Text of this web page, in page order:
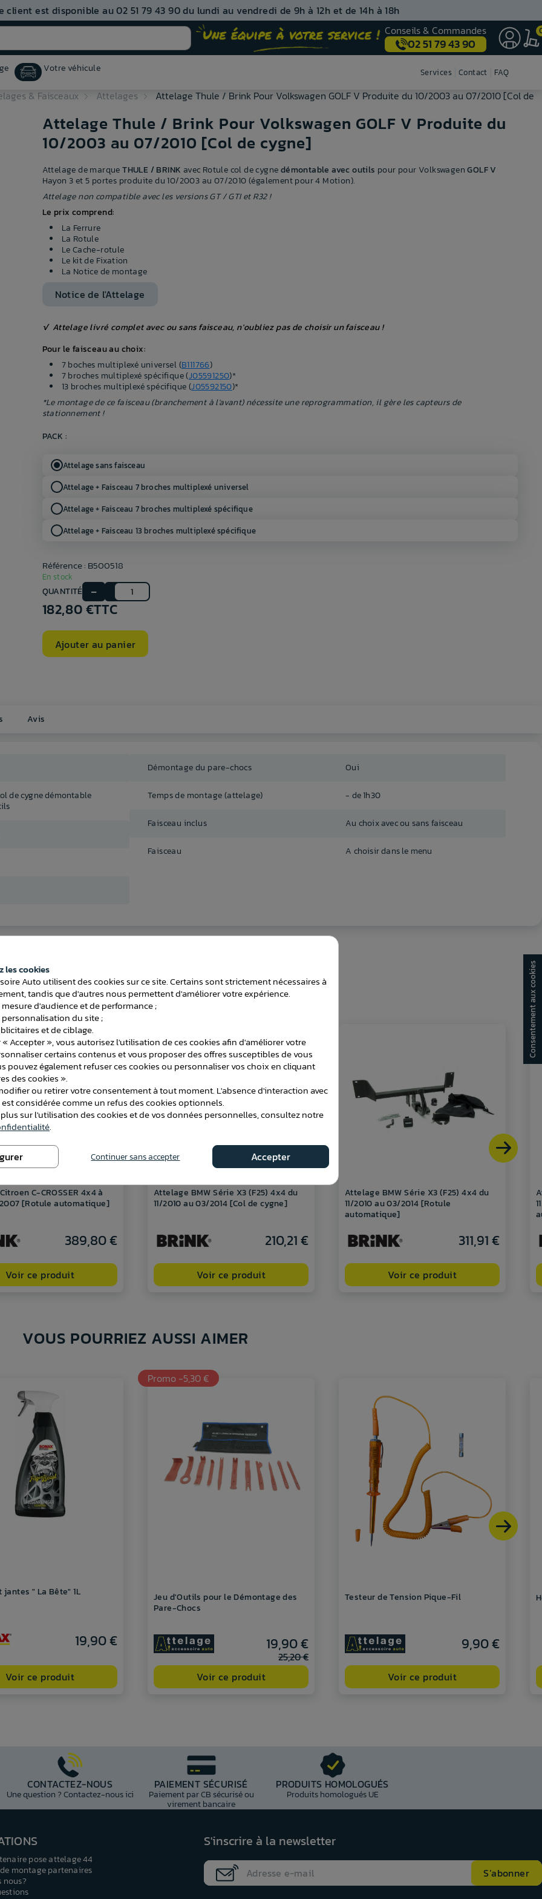
est disponible au 02 51 79 43 90 du lundi au vendredi de 9h à 12h et de 14h à 18h
Conseils & Commandes
02 51 79 43 90
Votre véhicule ServicesNos centres de
Contact FAQ
& Faisceaux Attelages
Attelage Thule / Brink Pour Volkswagen GOLF V Produite du 10/2003 au 07/2010 [Col de
Attelage Thule / Brink Pour Volkswagen GOLF V Produite du
10/2003 au 07/2010 [Col de cygne]
Attelage de marqueTHULE / BRINK avec Rotule col de cygnedémontable avec outils pour pour VolkswagenGOLF V
Hayon 3 et 5 portes produite du 10/2003 au 07/2010 (également pour 4 Motion).
Attelage non compatible avec les versions GT / GTI et R32 !
Le prix comprend:
La Ferrure
La Rotule
Le Cache-rotule
Le kit de Fixation
La Notice de montage
Notice de l'Attelage
√ Attelage livré complet avec ou sans faisceau, n'oubliez pas de choisir un faisceau !
Pour le faisceau au choix:
7 boches multiplexé universel (B111766)
7 broches multiplexé spécifique (J05591250)*
13 broches multiplexé spécifique (J05592150)*
*Le montage de ce faisceau (branchement à l'avant) nécessite une reprogrammation, il gère les capteurs de
stationnement !
PACK :
Attelage sans faisceau
Attelage + Faisceau 7 broches multiplexé universel
Attelage + Faisceau 7 broches multiplexé spécifique
Attelage + Faisceau 13 broches multiplexé spécifique
QUANTITÉ
En stock
Référence : B500518
182,80 €TTC
Ajouter au panier
Avis
de cygne démontable
Démontage du pare-chocs Oui
Temps de montage (attelage) - de 1h30
Faisceau inclus Au choix avec ou sans faisceau
Faisceau A choisir dans le menu
ATTELAGES
C-CROSSER 4x4 à
[Rotule automatique]
389,80 €
Voir ce produit
Attelage BMW Série X3 (F25) 4x4 du
11/2010 au 03/2014 [Col de cygne]
210,21 €
Voir ce produit
Attelage BMW Série X3 (F25) 4x4 du
11/2010 au 03/2014 [Rotule
automatique]
311,91 €
Voir ce produit
VOUS POURRIEZ AUSSI AIMER
jantes " La Bête" 1L
19,90 €
Voir ce produit
Jeu d'Outils pour le Démontage des
Pare-Chocs
25,20 €
19,90 €
Voir ce produit
Promo -5,30 €
Testeur de Tension Pique-Fil
9,90 €
Voir ce produit
CONTACTEZ-NOUS
Une question ? Contactez-nous ici
PAIEMENT SÉCURISÉ
Paiement par CB sécurisé ou
virement bancaire
PRODUITS HOMOLOGUÉS
Produits homologués UE
pose attelage 44
montage partenaires
nous?
S'inscrire à la newsletter
les cookies
Auto utilisent des cookies sur ce site. Certains sont strictement nécessaires à
tandis que d'autres nous permettent d'améliorer votre expérience.
mesure d'audience et de performance ;
personnalisation du site ;
et de ciblage.
« Accepter », vous autorisez l'utilisation de ces cookies afin d'améliorer votre
certains contenus et vous proposer des offres susceptibles de vous
pouvez également refuser ces cookies ou personnaliser vos choix en cliquant
des cookies ».
ou retirer votre consentement à tout moment. L'absence d'interaction avec
considérée comme un refus des cookies optionnels.
sur l'utilisation des cookies et de vos données personnelles, consultez notre
.
Continuer sans accepter Accepter
Consentement aux cookies